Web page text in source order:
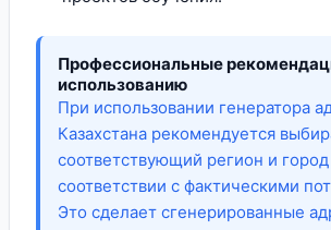
Профессиональные
использованию
При использовании генератора
Казахстана рекомендуется
соответствующий регион и
соответствии с фактическими
Это сделает сгенерированные